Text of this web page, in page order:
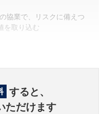
協業で、リスクに備えつ
を取り込む
すると、
ただけます